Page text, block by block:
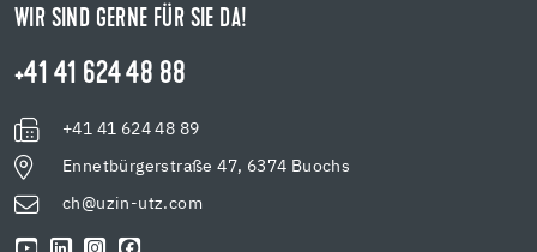
WIR SIND GERNE FÜR SIE DA!
+41 41 624 48 88
+41 41 624 48 89
Ennetbürgerstraße 47, 6374 Buochs
ch@uzin-utz.com